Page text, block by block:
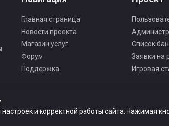
Главная страница
Новости проекта
Магазин услуг
Форум
Поддержка
Список
Заявки на
Игровая
и корректной работы сайта. Нажимая